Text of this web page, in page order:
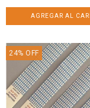
24% OFF